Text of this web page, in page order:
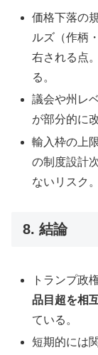
価格下落の
ルズ（作柄
右される点
る。
議会や州レ
が部分的に
輸入枠の上
の制度設計
ないリスク。
8. 結論
トランプ政
品目超を相
ている。
短期的には